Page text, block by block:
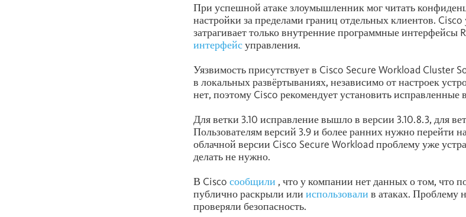
При успешной атаке злоумышленник мог читать
настройки за пределами границ отдельных клиентов. Cisco
затрагивает только внутренние программные интерфейсы
интерфейсуправления.
Уязвимость присутствует в Cisco Secure Workload Cluster
в локальных развёртываниях, независимо от настроек
нет, поэтому Cisco рекомендует установить исправленные
Для ветки 3.10 исправление вышло в версии 3.10.8.3, для
Пользователям версий 3.9 и более ранних нужно перейти
облачной версии Cisco Secure Workload проблему уже
делать не нужно.
В Cisco сообщили , что у компании нет данных о том, что
публично раскрыли или использовали в атаках. Проблему
проверяли безопасность.